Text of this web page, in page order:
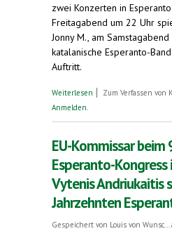
zwei Konzerten in
Freitagabend um 22 Uhr
Jonny M., am
katalanische Esperanto-
Auftritt.
Weiterlesen über 94. Deutscher
Zum Verfassen von
Anmelden
EU-Kommissar beim
Esperanto-Kongress
Vytenis Andriukaitis
Jahrzehnten
Gespeichert von Louis von Wunsc...